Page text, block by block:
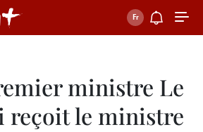
ministre Le
reçoit le ministre